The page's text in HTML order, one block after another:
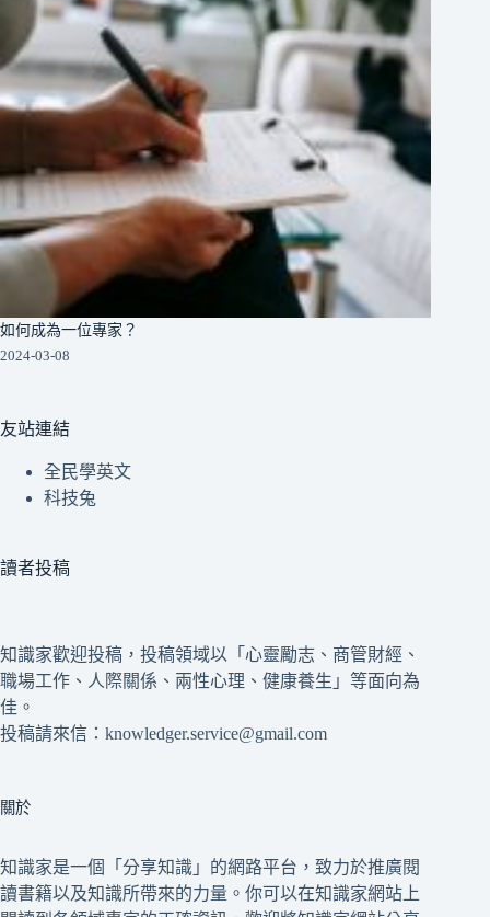
如何成為一位專家？
2024-03-08
友站連結
全民學英文
科技兔
讀者投稿
知識家歡迎投稿，投稿領域以「心靈勵志、商管財經、
職場工作、人際關係、兩性心理、健康養生」等面向為
佳。
投稿請來信：knowledger.service@gmail.com
關於
知識家是一個「分享知識」的網路平台，致力於推廣閱
讀書籍以及知識所帶來的力量。你可以在知識家網站上